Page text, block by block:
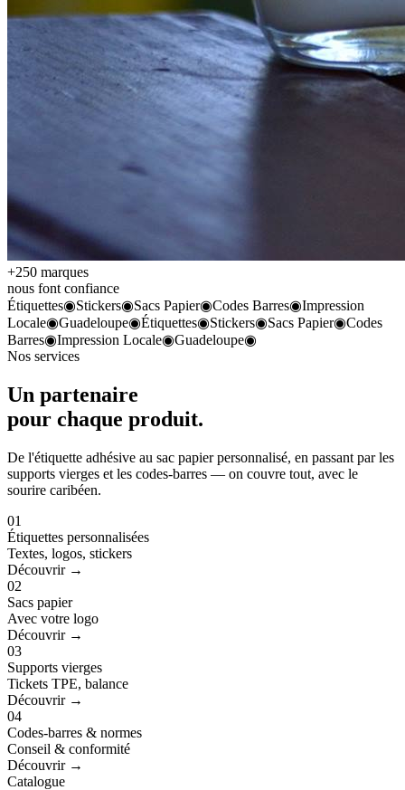
+250 marques
nous font confiance
Étiquettes◉Stickers◉Sacs Papier◉Codes Barres◉Impression
Locale◉Guadeloupe◉Étiquettes◉Stickers◉Sacs Papier◉Codes
Barres◉Impression Locale◉Guadeloupe◉
Nos services
Un partenaire
pour chaque produit.
De l'étiquette adhésive au sac papier personnalisé, en passant par les
supports vierges et les codes-barres — on couvre tout, avec le
sourire caribéen.
01
Étiquettes personnalisées
Textes, logos, stickers
Découvrir →
02
Sacs papier
Avec votre logo
Découvrir →
03
Supports vierges
Tickets TPE, balance
Découvrir →
04
Codes-barres & normes
Conseil & conformité
Découvrir →
Catalogue